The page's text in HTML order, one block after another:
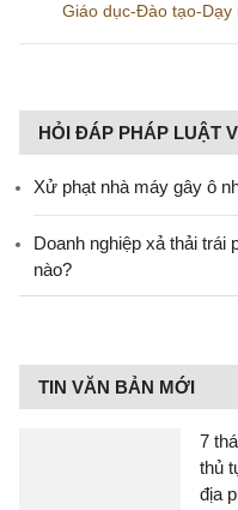
Giáo dục-Đào tạo-Dạy
HỎI ĐÁP PHÁP LUẬT
Xử phạt nhà máy gây ô
Doanh nghiệp xả thải trái
nào?
TIN VĂN BẢN MỚI
7
thủ
địa